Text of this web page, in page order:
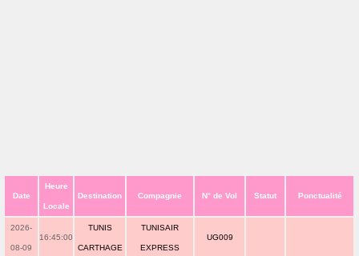
Date
Heure
Locale
Destination Compagnie N° de Vol Statut Ponctualité
2026-
08-09
16:45:00
TUNIS
CARTHAGE
TUNISAIR
EXPRESS
UG009